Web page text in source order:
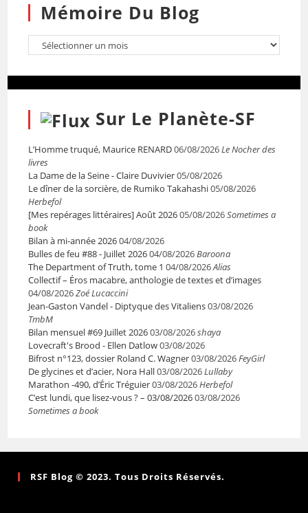
Mémoire Du Blog
Sur Le Planète-SF
L’Homme truqué, Maurice RENARD06/08/2026Le Nocher des
livres
La Dame de la Seine - Claire Duvivier05/08/2026
Le dîner de la sorcière, de Rumiko Takahashi05/08/2026
Herbefol
[Mes repérages littéraires] Août 202605/08/2026Sometimes a
book
Bilan à mi-année 202604/08/2026
Bulles de feu #88 - Juillet 202604/08/2026Baroona
The Department of Truth, tome 1 04/08/2026Alias
Collectif – Éros macabre, anthologie de textes et d’images
04/08/2026Zoé Lucaccini
Jean-Gaston Vandel - Diptyque des Vitaliens03/08/2026
TmbM
Bilan mensuel #69 Juillet 202603/08/2026shaya
Lovecraft's Brood - Ellen Datlow03/08/2026
Bifrost n°123, dossier Roland C. Wagner03/08/2026FeyGirl
De glycines et d’acier, Nora Hall03/08/2026Lullaby
Marathon -490, d’Éric Tréguier03/08/2026Herbefol
C’est lundi, que lisez-vous ? – 03/08/202603/08/2026
Sometimes a book
RSF Blog © 2023. Tous Droits Réservés.